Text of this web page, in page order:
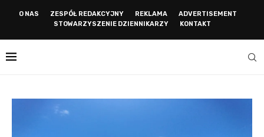
O NAS ZESPÓŁ REDAKCYJNY REKLAMA
ADVERTISEMENT
STOWARZYSZENIE DZIENNIKARZY
KONTAKT